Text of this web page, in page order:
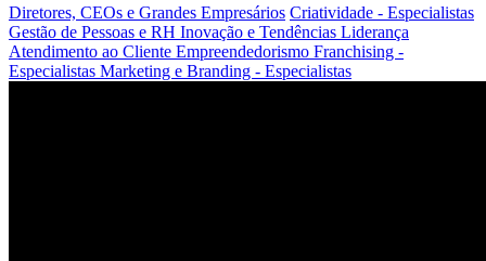
Diretores, CEOs e Grandes Empresários Criatividade - Especialistas
Gestão de Pessoas e RH Inovação e Tendências Liderança
Atendimento ao Cliente Empreendedorismo Franchising -
Especialistas Marketing e Branding - Especialistas